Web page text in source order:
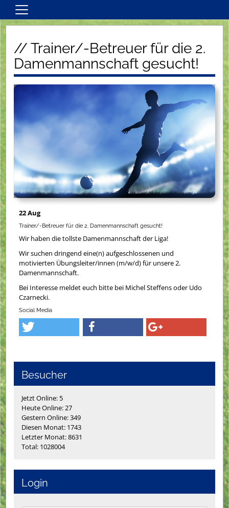
Kontakt
Herren
Damen
Inklusionsfußball
Vereinsinformationen
Vereinskalender
// Trainer/-Betreuer für die 2.
Damenmannschaft gesucht!
22 Aug
Trainer/-Betreuer für die 2. Damenmannschaft gesucht!
Wir haben die tollste Damenmannschaft der Liga!
Wir suchen dringend eine(n) aufgeschlossenen und
motivierten Übungsleiter/innen (m/w/d) für unsere 2.
Damenmannschaft.
Bei Interesse meldet euch bitte bei Michel Steffens oder Udo
Czarnecki.
Social Media
Besucher
Jetzt Online: 5
Heute Online: 27
Gestern Online: 349
Diesen Monat: 1743
Letzter Monat: 8631
Total: 1028004
Login